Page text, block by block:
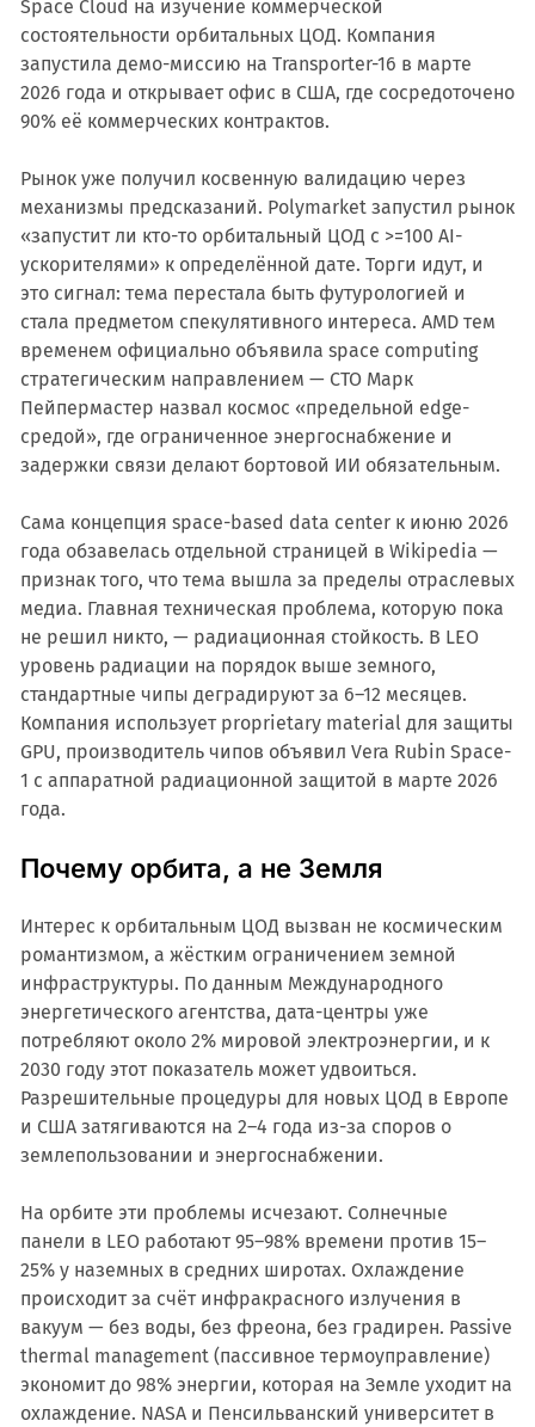
Space Cloud на изучение коммерческой
состоятельности орбитальных ЦОД. Компания
запустила демо-миссию на Transporter-16 в марте
2026 года и открывает офис в США, где сосредоточено
90% её коммерческих контрактов.
Рынок уже получил косвенную валидацию через
механизмы предсказаний. Polymarket запустил рынок
«запустит ли кто-то орбитальный ЦОД с >=100 AI-
ускорителями» к определённой дате. Торги идут, и
это сигнал: тема перестала быть футурологией и
стала предметом спекулятивного интереса. AMD тем
временем официально объявила space computing
стратегическим направлением — CTO Марк
Пейпермастер назвал космос «предельной edge-
средой», где ограниченное энергоснабжение и
задержки связи делают бортовой ИИ обязательным.
Сама концепция space-based data center к июню 2026
года обзавелась отдельной страницей в Wikipedia —
признак того, что тема вышла за пределы отраслевых
медиа. Главная техническая проблема, которую пока
не решил никто, — радиационная стойкость. В LEO
уровень радиации на порядок выше земного,
стандартные чипы деградируют за 6–12 месяцев.
Компания использует proprietary material для защиты
GPU, производитель чипов объявил Vera Rubin Space-
1 с аппаратной радиационной защитой в марте 2026
года.
Почему орбита, а не Земля
Интерес к орбитальным ЦОД вызван не космическим
романтизмом, а жёстким ограничением земной
инфраструктуры. По данным Международного
энергетического агентства, дата-центры уже
потребляют около 2% мировой электроэнергии, и к
2030 году этот показатель может удвоиться.
Разрешительные процедуры для новых ЦОД в Европе
и США затягиваются на 2–4 года из-за споров о
землепользовании и энергоснабжении.
На орбите эти проблемы исчезают. Солнечные
панели в LEO работают 95–98% времени против 15–
25% у наземных в средних широтах. Охлаждение
происходит за счёт инфракрасного излучения в
вакуум — без воды, без фреона, без градирен. Passive
thermal management (пассивное термоуправление)
экономит до 98% энергии, которая на Земле уходит на
охлаждение. NASA и Пенсильванский университет в